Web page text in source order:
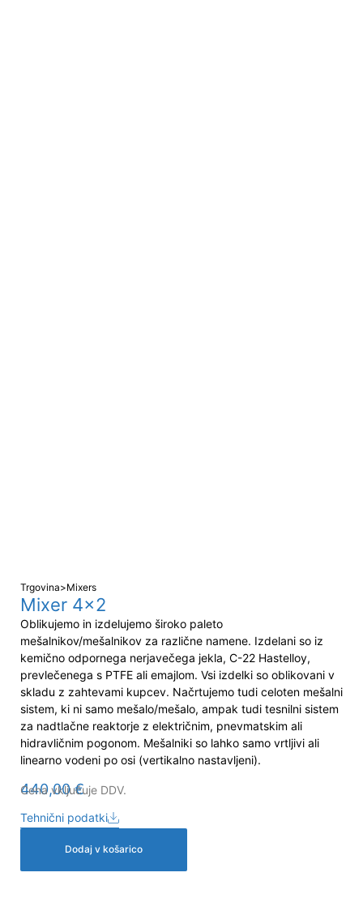
Trgovina>Mixers
Mixer 4×2
Oblikujemo in izdelujemo široko paleto
mešalnikov/mešalnikov za različne namene. Izdelani so iz
kemično odpornega nerjavečega jekla, C-22 Hastelloy,
prevlečenega s PTFE ali emajlom. Vsi izdelki so oblikovani v
skladu z zahtevami kupcev. Načrtujemo tudi celoten mešalni
sistem, ki ni samo mešalo/mešalo, ampak tudi tesnilni sistem
za nadtlačne reaktorje z električnim, pnevmatskim ali
hidravličnim pogonom. Mešalniki so lahko samo vrtljivi ali
linearno vodeni po osi (vertikalno nastavljeni).
440,00€
Cena vključuje DDV.
Tehnični podatki
Dodaj v košarico